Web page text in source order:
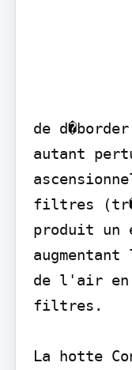
de
autant
filtres
produit un
de l'air en
filtres.
La hotte